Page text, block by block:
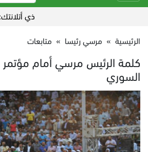
ذي أتلانتك:
الرئيسية » مرسي رئيسا » متابعات
كلمة الرئيس مرسي أمام
السوري